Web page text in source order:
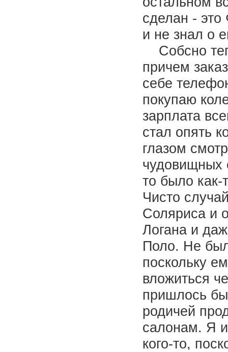
сделан -
и не знал о
Собсно
причем
себе
покупаю
зарплата
стал опять
глазом
чудовищных
то было как-
Чисто
Соляриса и
Логана и
Поло. Не
поскольку
вложиться
пришлось
родичей
салонам. Я
кого-то,